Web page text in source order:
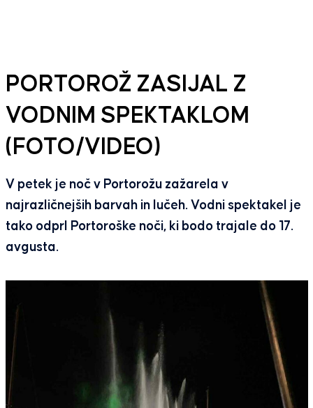
PORTOROŽ ZASIJAL Z
VODNIM SPEKTAKLOM
(FOTO/VIDEO)
V petek je noč v Portorožu zažarela v
najrazličnejših barvah in lučeh. Vodni spektakel je
tako odprl Portoroške noči, ki bodo trajale do 17.
avgusta.